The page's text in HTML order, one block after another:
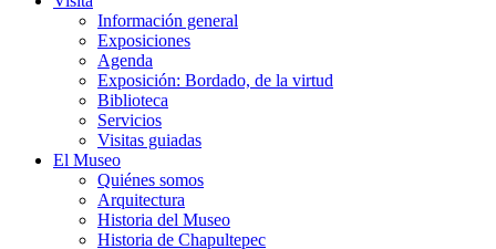
Información general
Exposiciones
Agenda
Exposición: Bordado, de la virtud
Biblioteca
Servicios
Visitas guiadas
El Museo
Quiénes somos
Arquitectura
Historia del Museo
Historia de Chapultepec